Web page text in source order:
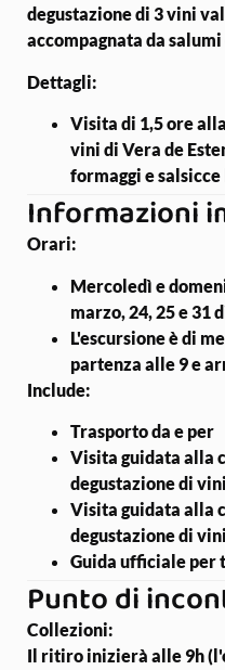
degustazione di 3 vini
accompagnata da
Dettagli:
Visita di 1,5 ore
vini di Vera de
formaggi e
Informazioni
Orari:
Mercoledì e
marzo, 24, 25 e 31
L'escursione è di
partenza alle 9 e
Include:
Trasporto da e per
Visita guidata alla
degustazione di
Visita guidata alla
degustazione di
Guida ufficiale per
Punto di
Collezioni:
Il ritiro inizierà alle 9h